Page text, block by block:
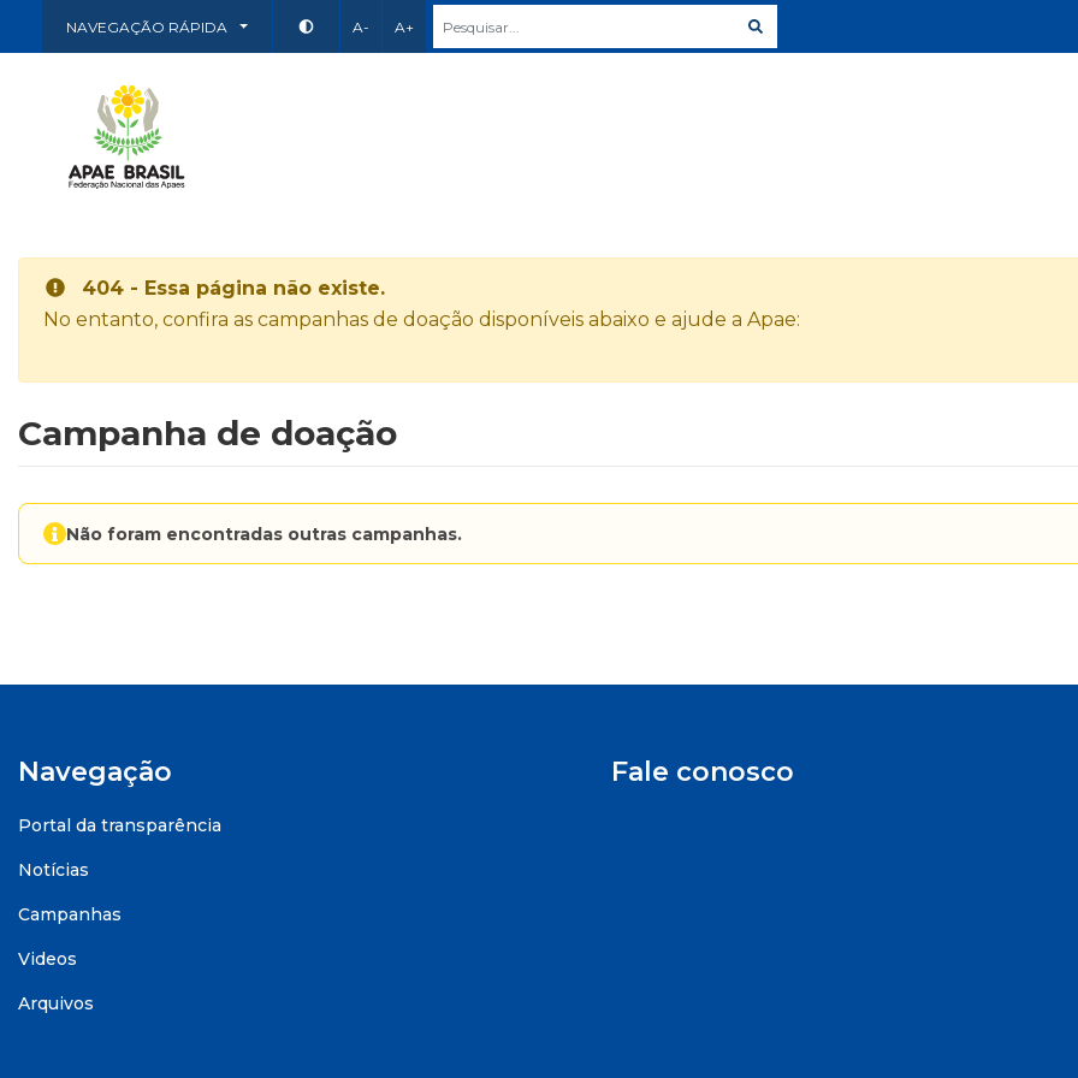
NAVEGAÇÃO RÁPIDA A- A+
404 - Essa página não existe.
No entanto, confira as campanhas de doação disponíveis abaixo e ajude a Apae:
Campanha de doação
Não foram encontradas outras campanhas.
Navegação
Portal da transparência
Notícias
Campanhas
Videos
Arquivos
Fale conosco